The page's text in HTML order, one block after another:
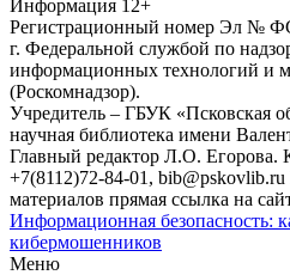
Информация 12+
Регистрационный номер Эл №
г. Федеральной службой по
информационных технологий и
(Роскомнадзор).
Учредитель – ГБУК «Псковская
научная библиотека имени
Главный редактор Л.О. Егорова.
+7(8112)72-84-01, bib@pskovlib.ru
материалов прямая ссылка на
Информационная безопасность:
кибермошенников
Меню